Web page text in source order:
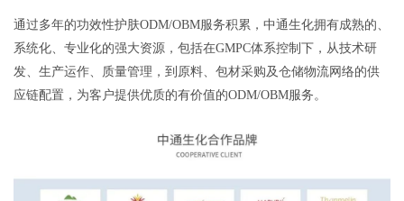
通过多年的功效性护肤ODM/OBM服务积累，中通生化拥有成熟的、
系统化、专业化的强大资源，包括在GMPC体系控制下，从技术研
发、生产运作、质量管理，到原料、包材采购及仓储物流网络的供
应链配置，为客户提供优质的有价值的ODM/OBM服务。